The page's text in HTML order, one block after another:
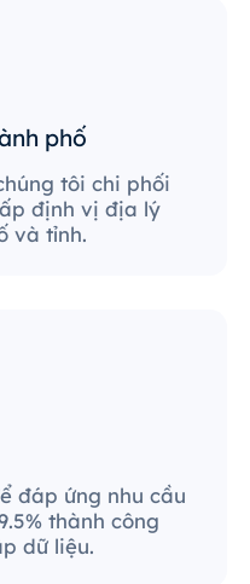
phố
tôi chi phối
định vị địa lý
và tỉnh.
đáp ứng nhu cầu
thành công
dữ liệu.